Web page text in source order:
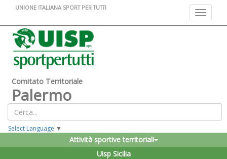
Toggle
UNIONE ITALIANA SPORT PER TUTTI
Comitato Territoriale
Palermo
Select Language ▼
Attività sportive territoriali
Uisp Sicilia